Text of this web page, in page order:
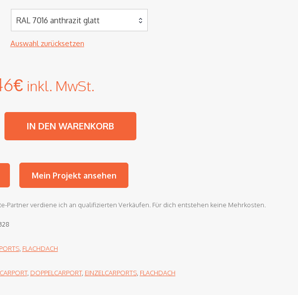
RAL 7016 anthrazit glatt
Auswahl zurücksetzen
€ inkl. MwSt.
Einzel- und Doppelcarport Menge
IN DEN WARENKORB
Mein Projekt ansehen
Partner verdiene ich an qualifizierten Verkäufen. Für dich entstehen keine Mehrkosten.
, FLACHDACH
CARPORT, DOPPELCARPORT, EINZELCARPORTS, FLACHDACH